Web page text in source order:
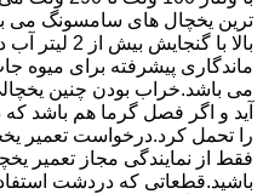
ترین یخچال های سامسونگ می
بالا با
ماندگاری پیشرفته برای میوه
می باشد.خراب بودن چنین
آید و اگر فصل گرما هم باشد
را تحمل کرد.درخواست تعمیر
فقط از نمایندگی مجاز تعمیر
باشید.قطعاتی که دردشت